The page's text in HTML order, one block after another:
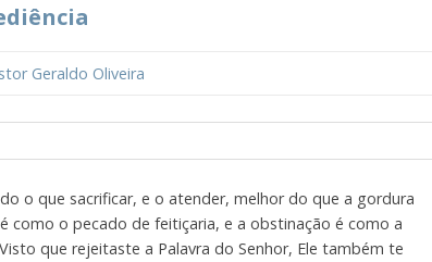
Geraldo Oliveira
o que sacrificar, e o atender, melhor do que a gordura
como o pecado de feitiçaria, e a obstinação é como a
que rejeitaste a Palavra do Senhor, Ele também te